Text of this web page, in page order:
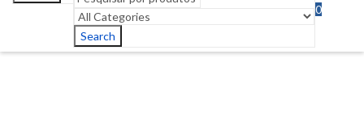
Search
0